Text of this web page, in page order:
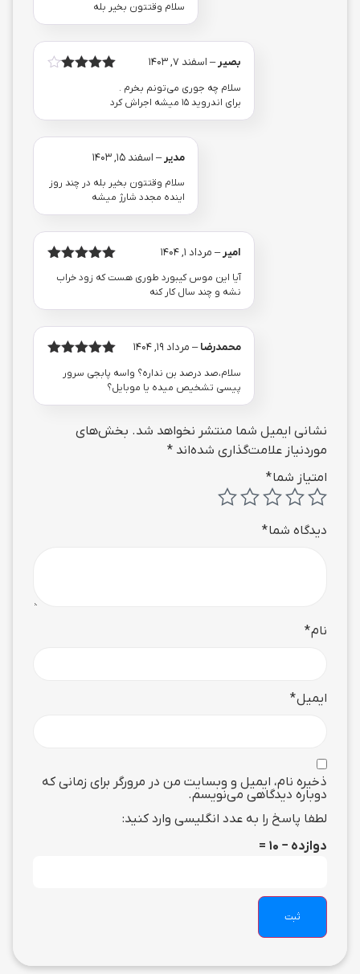
سلام وقتتون بخیر بله
بصیر– اسفند 7, 1403
سلام چه جوری می‌تونم بخرم .
برای اندروید ۱۵ میشه اجراش کرد
مدیر– اسفند 15, 1403
سلام وقتتون بخیر بله در چند روز
اینده مجدد شارژ میشه
5
امیر– مرداد 1, 1404
آیا این موس کیبورد طوری هست که زود خراب
نشه و چند سال کار کنه
5
محمدرضا– مرداد 19, 1404
سلام،صد درصد بن نداره؟ واسه پابجی سرور
پیسی تشخیص میده یا موبایل؟
نشانی ایمیل شما منتشر نخواهد شد. بخش‌های
موردنیاز علامت‌گذاری شده‌اند *
امتیاز شما*
دیدگاه شما*
نام*
ایمیل*
ذخیره نام، ایمیل و وبسایت من در مرورگر برای زمانی که
دوباره دیدگاهی می‌نویسم.
لطفا پاسخ را به عدد انگلیسی وارد کنید:
دوازده − 10 =